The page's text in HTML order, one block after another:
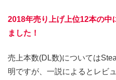
2018年売り上げ上位12本の中
ました！
売上本数(DL数)については
明ですが、一説によるとレビ